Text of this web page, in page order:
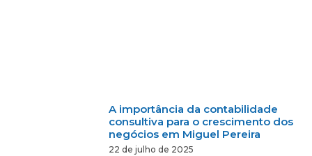
A importância da contabilidade
consultiva para o crescimento dos
negócios em Miguel Pereira
22 de julho de 2025